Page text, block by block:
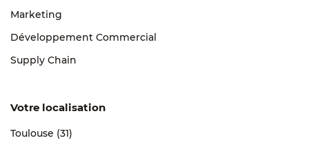
Marketing
Développement Commercial
Supply Chain
Votre localisation
Toulouse (31)